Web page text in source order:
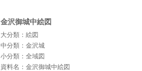
金沢御城中絵図
大分類：絵図
中分類：金沢城
小分類：全域図
資料名：金沢御城中絵図